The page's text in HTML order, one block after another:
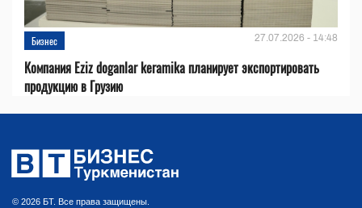
Бизнес 27.07.2026 - 14:48
Компания Eziz doganlar keramika планирует экспортировать
продукцию в Грузию
© 2026 БТ. Все права защищены.